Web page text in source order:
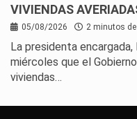
VIVIENDAS
05/08/2026 2 minutos
La presidenta
miércoles que el
viviendas…